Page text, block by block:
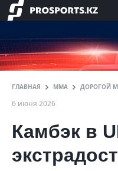
ГЛАВНАЯ ММА ДОРОГОЙ
6 июня 2026
Камбэк в